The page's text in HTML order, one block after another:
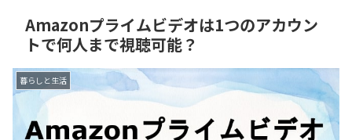
Amazonプライムビデオは1つのアカウン
トで何人まで視聴可能？
暮らしと生活